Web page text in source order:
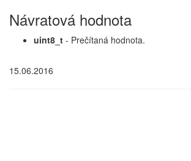
Návratová hodnota
uint8_t - Prečítaná hodnota.
15.06.2016